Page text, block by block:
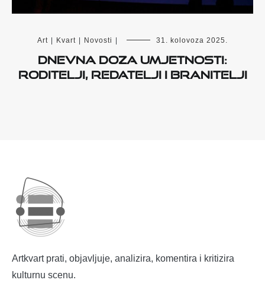
Art Kvart Novosti 31. kolovoza 2025.
Dnevna doza umjetnosti:
Roditelji, redatelji i branitelji
Artkvart prati, objavljuje, analizira, komentira i kritizira
kulturnu scenu.